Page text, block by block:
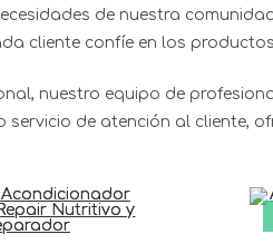
de nuestra
cliente confíe en los
nuestro equipo de
de atención al cliente,